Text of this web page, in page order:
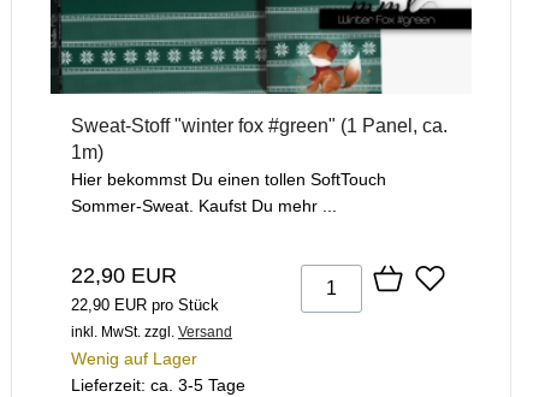
Sweat-Stoff "winter fox #green" (1 Panel, ca.
1m)
Hier bekommst Du einen tollen SoftTouch
Sommer-Sweat. Kaufst Du mehr ...
22,90 EUR
22,90 EUR pro Stück
inkl. MwSt. zzgl. Versand
Wenig auf Lager
Lieferzeit: ca. 3-5 Tage